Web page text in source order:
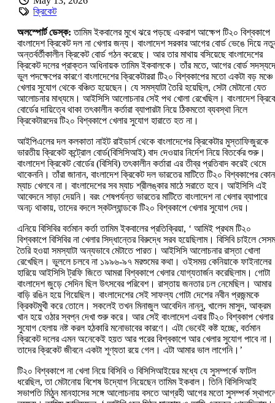
ক্রিকেট
অলস্পোর্ট ডেস্ক:‌ তামিম ইকবালের মুখে ঝরে পড়ছে একরাশ আক্ষেপ টি২০ বিশ্বকাপে
বাংলাদেশ ক্রিকেট দল না খেলার জন্য। বাংলাদেশ সরকার আগের বোর্ড ভেঙে দিয়ে
অন্তর্বর্তীকালীন ক্রিকেট বোর্ড গঠন করেছে। আর তার মাথায় বসিয়েছে বাংলাদেশের
ক্রিকেট দলের প্রাক্তন অধিনায়ক তামিম ইকবালকে। তাঁর মতে, আগের বোর্ড
ভুল পদক্ষেপের কারণে বাংলাদেশের ক্রিকেটাররা টি২০ বিশ্বকাপের মতো একটা বড় মঞ্চে
খেলার সুযোগ থেকে বঞ্চিত হয়েছেন। যে সমস্যাটা তৈরি হয়েছিল, সেটা মেটানো যেত
আলোচনার মাধ্যমে। আইসিসি আলোচনার সেই পথ খোলা রেখেছিল। বাংলাদেশ
বোর্ডের দায়িত্বে থাকা তৎকালীন কর্তারা ব্যাপারটা নিয়ে ঠিকমতো ব্যবস্থা নিলে
ক্রিকেটারদের টি২০ বিশ্বকাপে খেলার সুযোগ হারাতে হত না।
আইপিএলের দল কলকাতা নাইট রাইডার্স থেকে বাংলাদেশের ক্রিকেটার মুস্তাফিজুরকে
ভারতীয় ক্রিকেট কন্ট্রোল বোর্ড(‌বিসিসিআই)‌ বাদ দেওয়ার নির্দেশ নিয়ে বিতর্কের শুরু।
বাংলাদেশ ক্রিকেট বোর্ডের (‌বিসিবি)‌ তৎকালীন কর্তারা এর তীব্র প্রতিবাদ করেই থেমে
থাকেননি। তাঁরা জানান, বাংলাদেশ ক্রিকেট দল ভারতের মাটিতে টি২০ বিশ্বকাপের
ম্যাচ খেলবে না। বাংলাদেশের সব ম্যাচ শ্রীলঙ্কার মাঠে সরাতে হবে। আইসিসি এই
আবেদনে সাড়া দেয়নি। বরং শেষপর্যন্ত ভারতের মাটিতে বাংলাদেশ না খেলার ব্যাপারে
অনঢ় থাকায়, তাদের বদলে স্কটল্যান্ডকে টি২০ বিশ্বকাপে খেলার সুযোগ দেয়।
এনিয়ে বিসিবির বর্তমান কর্তা তামিম ইকবালের প্রতিক্রিয়া, ‘‌ আমিই প্রথম টি২০
বিশ্বকাপে বিসিবির না খেলার সিদ্ধান্তের বিরুদ্ধে সরব হয়েছিলাম। বিসিবি চাইলে
তৈরি হওয়া সমস্যাটা অন্যভাবে মেটাতে পারত। আইসিসি আলোচনার রাস্তা খোলা
রেখেছিল। ভুললে চলবে না ১৯৯৬-‌৯৭ মরশুমের কথা। ওইসময় কেনিয়াকে ফাইনালের
হারিয়ে আইসিসি ট্রফি জিতে আমরা বিশ্বকাপে খেলার যোগ্যতার্জন করেছিলাম। গোটা
বাংলাদেশ জুড়ে সেদিন ছিল উৎসবের পরিবেশ। রাস্তায় জনতার ঢল নেমেছিল। আমার
বাড়ি রঙিন হয়ে গিয়েছিল। বাংলাদেশের সেই সাফল্য গোটা দেশের নবীন প্রজন্মকে
ক্রিকটমুখী করে তোলে। সকলেই তখন মিনাজুল আবেদিন নান্নু, খালেদ মাসুদ, আক্রম
খান হয়ে ওঠার স্বপ্ন দেখা শুরু করে। আর সেই বাংলাদেশ এবার টি২০ বিশ্বকাপ খেলার
সুযোগ হেলায় নষ্ট করল হঠকারি মনোভাবের কারণে। এটা ভেবেই কষ্ট হচ্ছে, বর্তমান
ক্রিকেট দলের এমন অনেকেই হয়ত আর পরের বিশ্বকাপে আর খেলার সুযোগ পাবে না।
তাদের ক্রিকেট জীবনে একটা শূণ্যতা রয়ে গেল। এটা আমার ভাল লাগেনি।’‌
টি২০ বিশ্বকাপে না খেলা নিয়ে বিসিবি ও বিসিসিআইয়ের মধ্যে যে সুসম্পর্কে ফাটল
ধরেছিল, তা মেটানোয় বিশেষ উদ্যোগ নিয়েছেন তামিম ইকবাল। তিনি বিসিসিআই
সভাপতি মিঠুন মানহাসের সঙ্গে আলোচনায় বসতে আগ্রহী আগের মতো সুসম্পর্ক